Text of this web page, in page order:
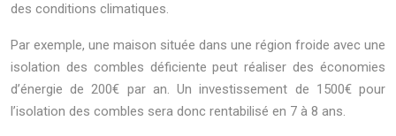
des conditions climatiques.
Par exemple, une maison située dans une région froide avec une
isolation des combles déficiente peut réaliser des économies
d’énergie de 200€ par an. Un investissement de 1500€ pour
l’isolation des combles sera donc rentabilisé en 7 à 8 ans.